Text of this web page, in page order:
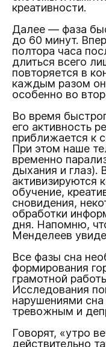
креативности.
Далее — фаза
до 60 минут.
полтора часа
длиться всего
повторяется в
каждым разом
особенно во
Во время
его активность
приближается к
При этом наше
временно
дыхания и глаз).
активизируются
обучение,
сновидения,
обработки
дня. Напомню,
Менделеев
Все фазы сна
формирования
грамотной
Исследования
нарушениями
тревожным и
Говорят, «утро
действительно